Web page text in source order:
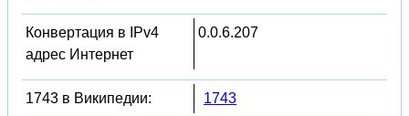
Конвертация в IPv4
адрес Интернет
0.0.6.207
1743 в Википедии: 1743